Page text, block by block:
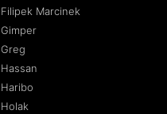
Filipek Marcinek
Gimper
Greg
Hassan
Haribo
Holak